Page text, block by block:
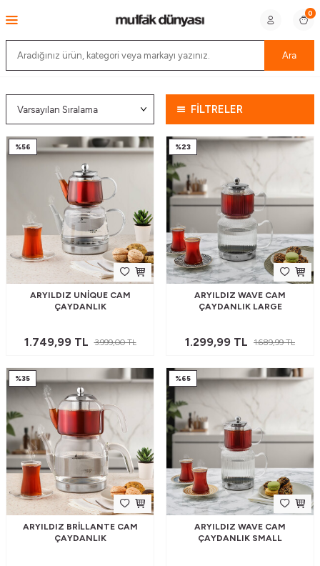
Ara
0
FİLTRELER
%56
ARYILDIZ UNIQUE CAM
ÇAYDANLIK
1.749,99TL 3.999,00TL
%23
ARYILDIZ WAVE CAM
ÇAYDANLIK LARGE
1.299,99 TL 1.689,99TL
%35
ARYILDIZ BRILLANTE CAM
ÇAYDANLIK
%65
ARYILDIZ WAVE CAM
ÇAYDANLIK SMALL